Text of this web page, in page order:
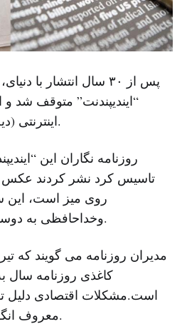
پس از ۳۰ سال انتشار با
“ایندیپندنت” متوقف شد
اینترنتی (دیجیتالی) فعالیت می کند.
تاسیس کرد نشر کردند عکس
روی میز است، این
وخداحافظی به دوستان استفاده شده است.
مدیران روزنامه می گویند که
کاغذی روزنامه
است.مشکلات اقتصادی دلیل
معروف انگلیسی اعلام شده است.